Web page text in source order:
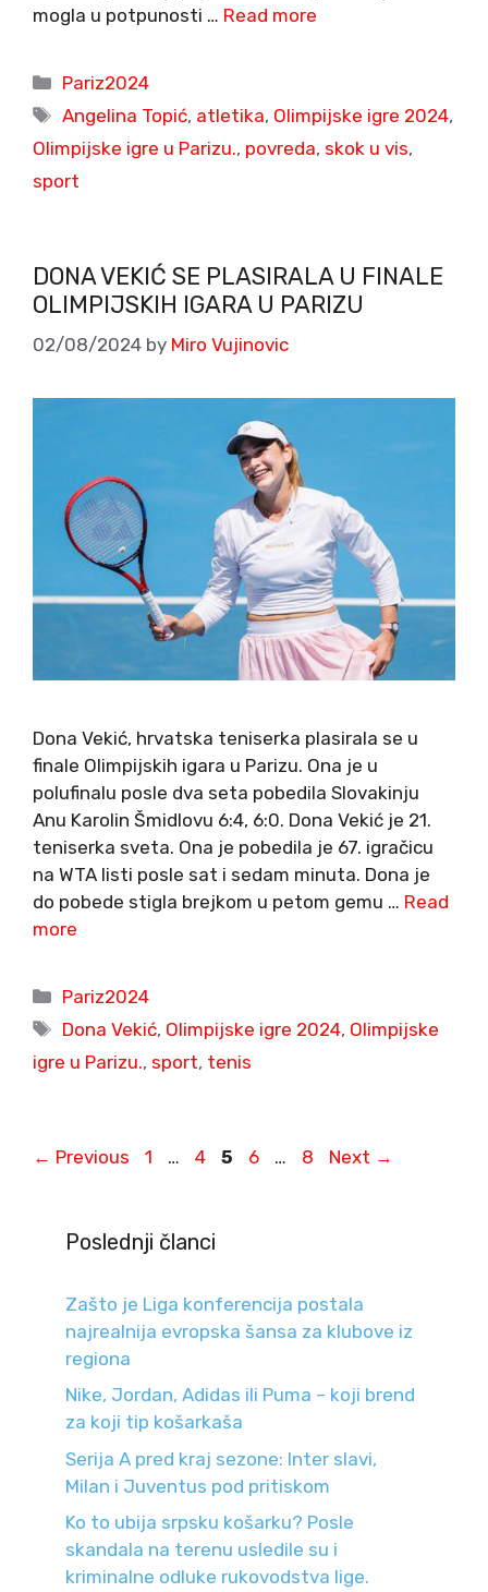
mogla u potpunosti … Read more
Categories
Pariz2024
Tags
Angelina Topić, atletika, Olimpijske igre 2024,
Olimpijske igre u Parizu., povreda, skok u vis,
sport
DONA VEKIĆ SE PLASIRALA U FINALE
OLIMPIJSKIH IGARA U PARIZU
02/08/2024 by Miro Vujinovic
Dona Vekić, hrvatska teniserka plasirala se u
finale Olimpijskih igara u Parizu. Ona je u
polufinalu posle dva seta pobedila Slovakinju
Anu Karolin Šmidlovu 6:4, 6:0. Dona Vekić je 21.
teniserka sveta. Ona je pobedila je 67. igračicu
na WTA listi posle sat i sedam minuta. Dona je
do pobede stigla brejkom u petom gemu … Read
more
Categories
Pariz2024
Tags
Dona Vekić, Olimpijske igre 2024, Olimpijske
igre u Parizu., sport, tenis
← Previous Page
1 … Page
4 Page
5 Page
6 … Page
8 Next →
Poslednji članci
Zašto je Liga konferencija postala
najrealnija evropska šansa za klubove iz
regiona
Nike, Jordan, Adidas ili Puma – koji brend
za koji tip košarkaša
Serija A pred kraj sezone: Inter slavi,
Milan i Juventus pod pritiskom
Ko to ubija srpsku košarku? Posle
skandala na terenu usledile su i
kriminalne odluke rukovodstva lige.